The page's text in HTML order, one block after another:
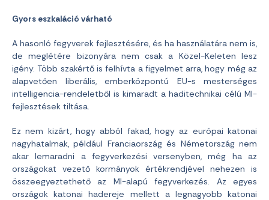
Gyors eszkaláció várható
A hasonló fegyverek fejlesztésére, és ha használatára nem is,
de meglétére bizonyára nem csak a Közel-Keleten lesz
igény. Több szakértő is felhívta a figyelmet arra, hogy még az
alapvetően liberális, emberközpontú EU-s mesterséges
intelligencia-rendeletből is kimaradt a haditechnikai célú MI-
fejlesztések tiltása.
Ez nem kizárt, hogy abból fakad, hogy az európai katonai
nagyhatalmak, például Franciaország és Németország nem
akar lemaradni a fegyverkezési versenyben, még ha az
országokat vezető kormányok értékrendjével nehezen is
összeegyeztethető az MI-alapú fegyverkezés. Az egyes
országok katonai hadereje mellett a legnagyobb katonai